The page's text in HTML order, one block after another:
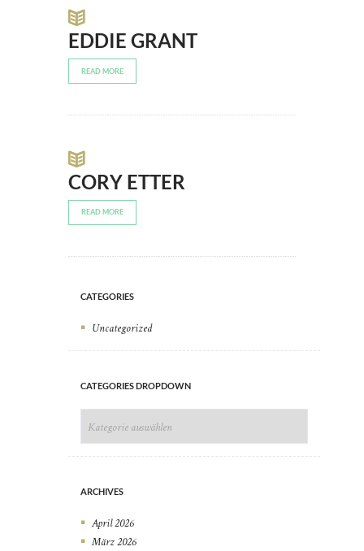
EDDIE GRANT
READ MORE
CORY ETTER
READ MORE
CATEGORIES
Uncategorized
CATEGORIES DROPDOWN
DROPDOWN
ARCHIVES
April2026
März2026